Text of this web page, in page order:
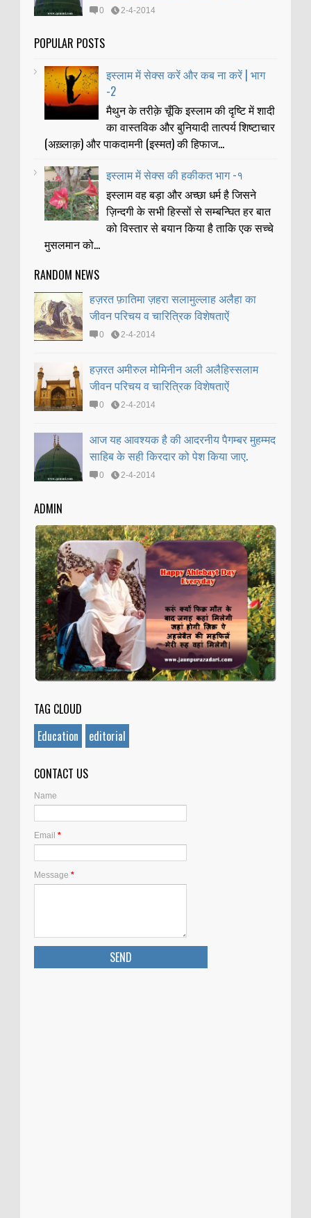
0 2-4-2014
POPULAR POSTS
इस्लाम में सेक्स करें और कब ना करें | भाग
-2
मैथुन के तरीक़े चूँकि इस्लाम की दृष्टि में शादी
का वास्तविक और बुनियादी तात्पर्य शिष्टाचार
(अख़्लाक़) और पाकदामनी (इस्मत) की हिफाज...
इस्लाम में सेक्स की हकीकत भाग -१
इस्लाम वह बड़ा और अच्छा धर्म है जिसने
ज़िन्दगी के सभी हिस्सों से सम्बन्घित हर बात
को विस्तार से बयान किया है ताकि एक सच्चे
मुसलमान को...
RANDOM NEWS
हज़रत फ़ातिमा ज़हरा सलामुल्लाह अलैहा का
जीवन परिचय व चारित्रिक विशेषताऐं
0 2-4-2014
हज़रत अमीरुल मोमिनीन अली अलैहिस्सलाम
जीवन परिचय व चारित्रिक विशेषताऐं
0 2-4-2014
आज यह आवश्यक है की आदरनीय पैगम्बर मुहम्मद
साहिब के सही किरदार को पेश किया जाए.
0 2-4-2014
ADMIN
TAG CLOUD
Education
editorial
CONTACT US
Name
Email *
Message *